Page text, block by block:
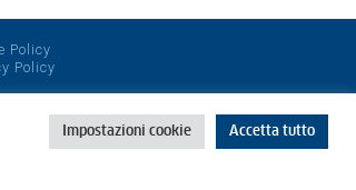
Policy
Policy
Impostazioni cookie Accetta tutto